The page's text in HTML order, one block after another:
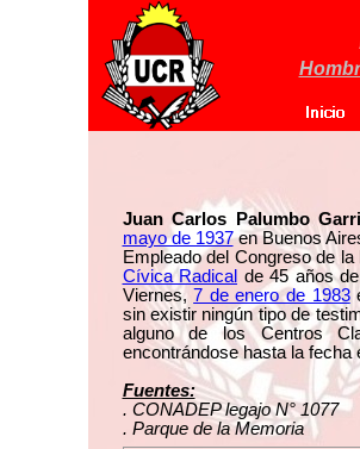
Juan Carlos Palumbo
mayo de 1937en Buenos
Empleado del Congreso de
Cívica Radical de 45 años
Viernes,7 de enero de 1983
sin existir ningún tipo de
alguno de los Centros
encontrándose hasta la fecha
Fuentes:
. CONADEP legajo N° 1077
. Parque de la Memoria